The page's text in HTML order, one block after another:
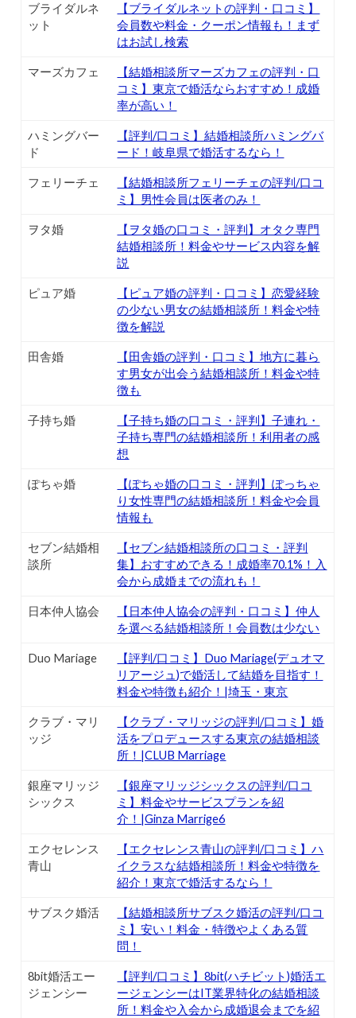
ブライダルネ
ット
【ブライダルネットの評判・口コミ】
会員数や料金・クーポン情報も！まず
はお試し検索
マーズカフェ
【結婚相談所マーズカフェの評判・口
コミ】東京で婚活ならおすすめ！成婚
率が高い！
ハミングバー
ド
【評判/口コミ】結婚相談所ハミングバ
ード！岐阜県で婚活するなら！
フェリーチェ
【結婚相談所フェリーチェの評判/口コ
ミ】男性会員は医者のみ！
ヲタ婚
【ヲタ婚の口コミ・評判】オタク専門
結婚相談所！料金やサービス内容を解
説
ピュア婚
【ピュア婚の評判・口コミ】恋愛経験
の少ない男女の結婚相談所！料金や特
徴を解説
田舎婚
【田舎婚の評判・口コミ】地方に暮ら
す男女が出会う結婚相談所！料金や特
徴も
子持ち婚
【子持ち婚の口コミ・評判】子連れ・
子持ち専門の結婚相談所！利用者の感
想
ぽちゃ婚
【ぽちゃ婚の口コミ・評判】ぽっちゃ
り女性専門の結婚相談所！料金や会員
情報も
セブン結婚相
談所
【セブン結婚相談所の口コミ・評判
集】おすすめできる！成婚率70.1%！入
会から成婚までの流れも！
日本仲人協会
【日本仲人協会の評判・口コミ】仲人
を選べる結婚相談所！会員数は少ない
Duo Mariage
【評判/口コミ】Duo Mariage(デュオマ
リアージュ)で婚活して結婚を目指す！
料金や特徴も紹介！|埼玉・東京
クラブ・マリ
ッジ
【クラブ・マリッジの評判/口コミ】婚
活をプロデュースする東京の結婚相談
所！|CLUB Marriage
銀座マリッジ
シックス
【銀座マリッジシックスの評判/口コ
ミ】料金やサービスプランを紹
介！|Ginza Marrige6
エクセレンス
青山
【エクセレンス青山の評判/口コミ】ハ
イクラスな結婚相談所！料金や特徴を
紹介！東京で婚活するなら！
サブスク婚活
【結婚相談所サブスク婚活の評判/口コ
ミ】安い！料金・特徴やよくある質
問！
8bit婚活エー
ジェンシー
【評判/口コミ】8bit(ハチビット)婚活エ
ージェンシーはIT業界特化の結婚相談
所！料金や入会から成婚退会までを紹